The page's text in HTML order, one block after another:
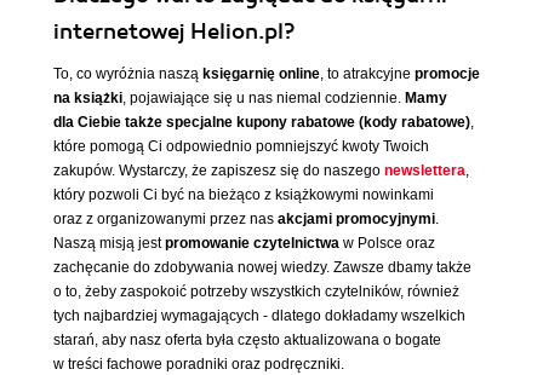
internetowej Helion.pl?
To, co wyróżnia naszą księgarnię online, to atrakcyjne promocje
na książki, pojawiające się u nas niemal codziennie. Mamy
dla Ciebie także specjalne kupony rabatowe (kody rabatowe),
które pomogą Ci odpowiednio pomniejszyć kwoty Twoich
zakupów. Wystarczy, że zapiszesz się do naszego newslettera,
który pozwoli Ci być na bieżąco z książkowymi nowinkami
oraz z organizowanymi przez nas akcjami promocyjnymi.
Naszą misją jestpromowanie czytelnictwa w Polsce oraz
zachęcanie do zdobywania nowej wiedzy. Zawsze dbamy także
o to, żeby zaspokoić potrzeby wszystkich czytelników, również
tych najbardziej wymagających - dlatego dokładamy wszelkich
starań, aby nasz oferta była często aktualizowana o bogate
w treści fachowe poradniki oraz podręczniki.